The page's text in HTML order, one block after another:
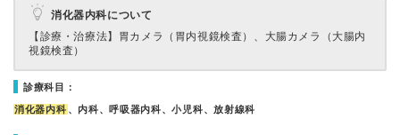
消化器内科について
【診療・治療法】 胃カメラ（胃内視鏡検査）、大腸カメラ（大腸内
視鏡検査）
診療科目：
消化器内科 、内科、呼吸器内科、小児科、放射線科